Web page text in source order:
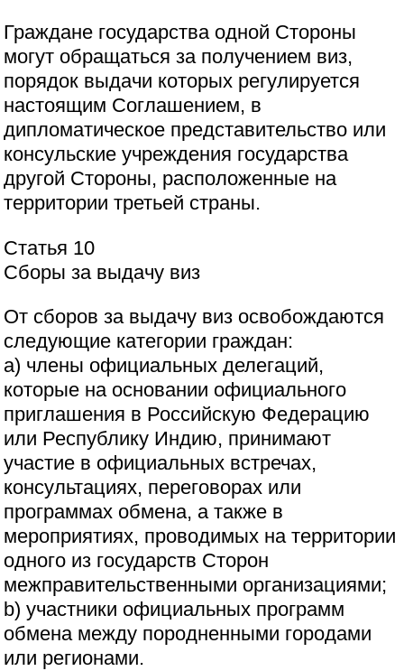
Граждане государства одной Стороны
могут обращаться за получением виз,
порядок выдачи которых регулируется
настоящим Соглашением, в
дипломатическое представительство или
консульские учреждения государства
другой Стороны, расположенные на
территории третьей страны.
Статья 10
Сборы за выдачу виз
От сборов за выдачу виз освобождаются
следующие категории граждан:
a) члены официальных делегаций,
которые на основании официального
приглашения в Российскую Федерацию
или Республику Индию, принимают
участие в официальных встречах,
консультациях, переговорах или
программах обмена, а также в
мероприятиях, проводимых на территории
одного из государств Сторон
межправительственными организациями;
b) участники официальных программ
обмена между породненными городами
или регионами.